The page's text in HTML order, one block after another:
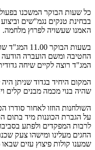
כל שעות הבוקר המשכנו
בבחינת טנקים נגמ"שים
האמנו שעשויה לפרוץ מלחמה.
בשעות
המג"ד רוצה לקיים שיחה
המקום היחיד בגדוד שניתן
שהיה בנוי מכמה מבנים קלים
השולחנות הוזזו לאחור סודרו
על הגברת הכוננות מיד בתום
החגים מעלינו ומישהו צעק
שמענו קולות פיצוץ עזים